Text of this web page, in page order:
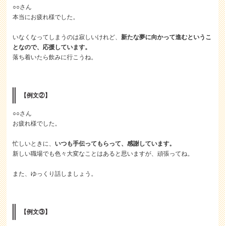
○○さん
本当にお疲れ様でした。
いなくなってしまうのは寂しいけれど、新たな夢に向かって進むというこ
となので、応援しています。
落ち着いたら飲みに行こうね。
【例文②】
○○さん
お疲れ様でした。
忙しいときに、 いつも手伝ってもらって、感謝しています。
新しい職場でも色々大変なことはあると思いますが、頑張ってね。
また、ゆっくり話しましょう。
【例文③】